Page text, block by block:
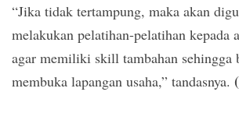
“Jika tidak tertampung, maka akan
melakukan pelatihan-pelatihan kepada
agar memiliki skill tambahan sehingga
membuka lapangan usaha,” tandasnya.